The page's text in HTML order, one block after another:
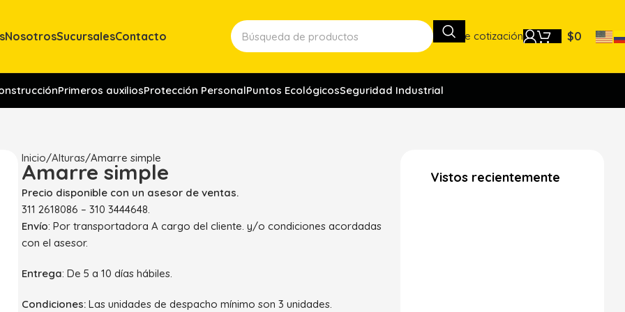
NosotrosSucursalesContacto Lista de cotización $0
Primeros auxiliosProtección PersonalPuntos EcológicosSeguridad Industrial
Inicio Alturas Amarre simple
Amarre simple
Precio disponible con un asesor de ventas.
311 2618086 – 310 3444648.
Envío: Por transportadora A cargo del cliente. y/o condiciones acordadas
con el asesor.
Entrega: De 5 a 10 días hábiles.
Condiciones: Las unidades de despacho mínimo son 3 unidades.
Vistos recientemente